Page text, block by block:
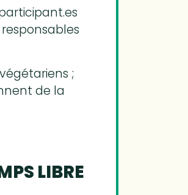
;
de la
LIBRE